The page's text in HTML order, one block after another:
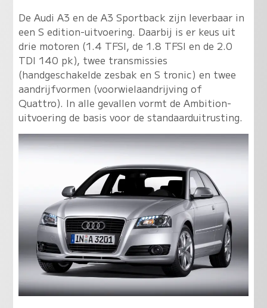
De Audi A3 en de A3 Sportback zijn leverbaar in
een S edition-uitvoering. Daarbij is er keus uit
drie motoren (1.4 TFSI, de 1.8 TFSI en de 2.0
TDI 140 pk), twee transmissies
(handgeschakelde zesbak en S tronic) en twee
aandrijfvormen (voorwielaandrijving of
Quattro). In alle gevallen vormt de Ambition-
uitvoering de basis voor de standaarduitrusting.